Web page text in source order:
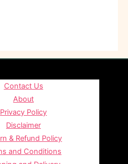
Contact Us
About
Privacy Policy
Disclaimer
& Refund Policy
and Conditions